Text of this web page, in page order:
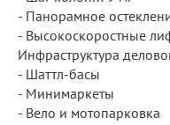
- Панорамное
- Высокоскоростные
Инфраструктура
- Шаттл-басы
- Минимаркеты
- Вело и мотопарковка